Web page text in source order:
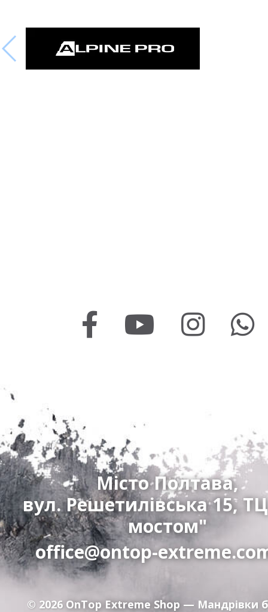
Місто Полтава,
вул. Решетилівська 15,
мостом"
office@ontop-
© 2026 OnTop Extreme Shop — Мандрівки